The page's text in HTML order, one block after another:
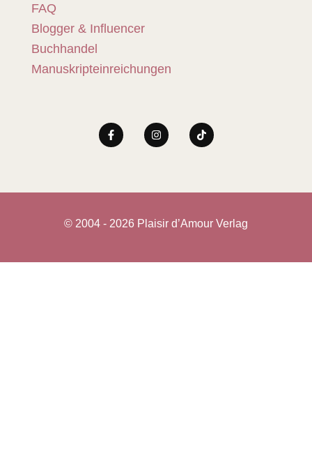
FAQ
Blogger & Influencer
Buchhandel
Manuskripteinreichungen
© 2004 - 2026 Plaisir d’Amour Verlag